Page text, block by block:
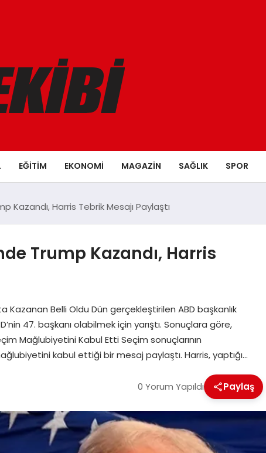
EĞITIM EKONOMI MAGAZIN SAĞLIK SPOR
Kazandı, Harris Tebrik Mesajı Paylaştı
Trump Kazandı, Harris
Kazanan Belli Oldu Dün gerçekleştirilen ABD başkanlık
47. başkanı olabilmek için yarıştı. Sonuçlara göre,
Mağlubiyetini Kabul Etti Seçim sonuçlarının
kabul ettiği bir mesaj paylaştı. Harris, yaptığı…
0 Yorum Yapıldı Paylaş